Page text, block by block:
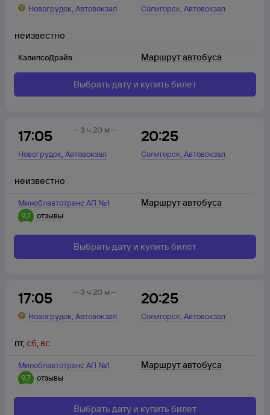
Новогрудок,Автовокзал Солигорск,Автовокзал
КалипсоДрайв
неизвестно
Маршрут автобуса
Выбрать дату и купить билет
17:05
Новогрудок,Автовокзал
20:25
Солигорск,Автовокзал
3 ч 20 м
Миноблавтотранс АП №1
9,7
отзывы
неизвестно
Маршрут автобуса
Выбрать дату и купить билет
17:05
Новогрудок,Автовокзал
20:25
Солигорск,Автовокзал
3 ч 20 м
Миноблавтотранс АП №1
9,7
отзывы
пт,сб, вс
Маршрут автобуса
Выбрать дату и купить билет